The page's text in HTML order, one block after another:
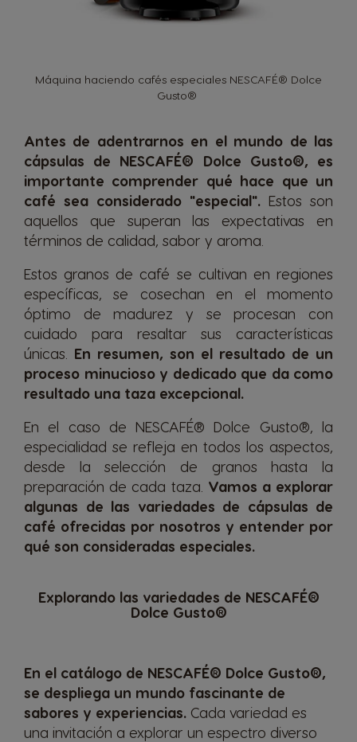
Máquina haciendo cafés especiales NESCAFÉ® Dolce
Gusto®
Antes de adentrarnos en el mundo de las
cápsulas de NESCAFÉ® Dolce Gusto®, es
importante comprender qué hace que un
café sea considerado "especial". Estos son
aquellos que superan las expectativas en
términos de calidad, sabor y aroma.
Estos granos de café se cultivan en regiones
específicas, se cosechan en el momento
óptimo de madurez y se procesan con
cuidado para resaltar sus características
únicas. En resumen, son el resultado de un
proceso minucioso y dedicado que da como
resultado una taza excepcional.
En el caso de NESCAFÉ® Dolce Gusto®, la
especialidad se refleja en todos los aspectos,
desde la selección de granos hasta la
preparación de cada taza. Vamos a explorar
algunas de las variedades de cápsulas de
café ofrecidas por nosotros y entender por
qué son consideradas especiales.
Explorando las variedades de NESCAFÉ®
Dolce Gusto®
En el catálogo de NESCAFÉ® Dolce Gusto®,
se despliega un mundo fascinante de
sabores y experiencias. Cada variedad es
una invitación a explorar un espectro diverso